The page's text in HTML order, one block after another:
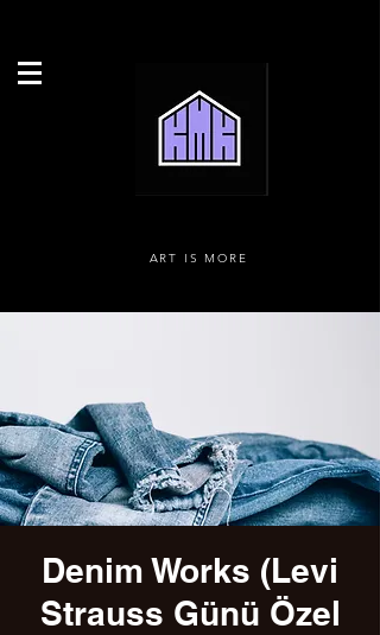
ART IS MORE
Denim Works (Levi
Strauss Günü Özel